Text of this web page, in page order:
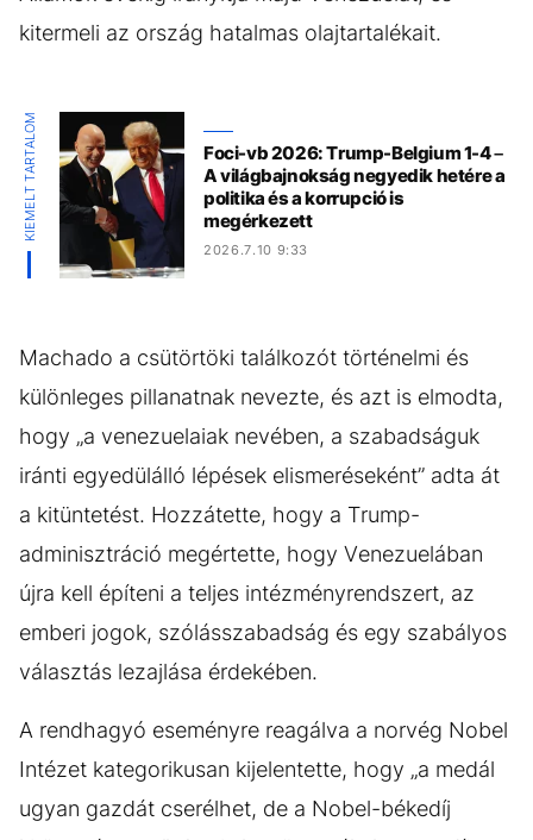
kitermeli az ország hatalmas olajtartalékait.
KIEMELT TARTALOM
Foci-vb 2026: Trump-Belgium 1-4 –
A világbajnokság negyedik hetére a
politika és a korrupció is
megérkezett
2026.7.10 9:33
Machado a csütörtöki találkozót történelmi és
különleges pillanatnak nevezte, és azt is elmodta,
hogy „a venezuelaiak nevében, a szabadságuk
iránti egyedülálló lépések elismeréseként” adta át
a kitüntetést. Hozzátette, hogy a Trump-
adminisztráció megértette, hogy Venezuelában
újra kell építeni a teljes intézményrendszert, az
emberi jogok, szólásszabadság és egy szabályos
választás lezajlása érdekében.
A rendhagyó eseményre reagálva a norvég Nobel
Intézet kategorikusan kijelentette, hogy „a medál
ugyan gazdát cserélhet, de a Nobel-békedíj